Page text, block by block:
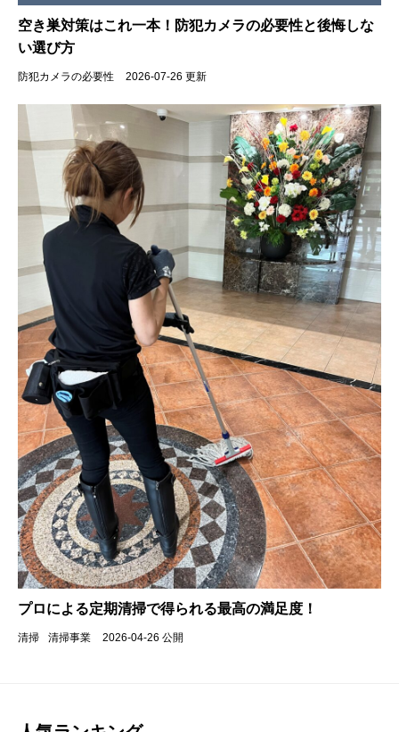
空き巣対策はこれ一本！防犯カメラの必要性と後悔しな
い選び方
防犯カメラの必要性 2026-07-26 更新
プロによる定期清掃で得られる最高の満足度！
清掃 清掃事業 2026-04-26 公開